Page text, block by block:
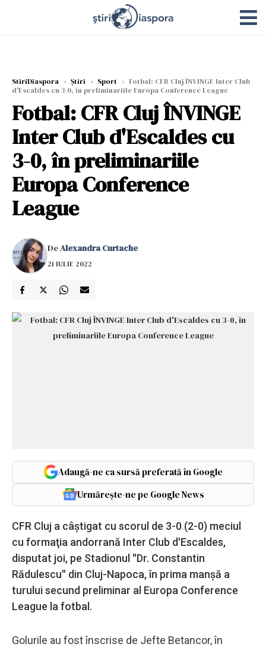
StiriDiaspora › Știri › Sport › Fotbal: CFR Cluj ÎNVINGE Inter Club
d'Escaldes cu 3-0, în preliminariile Europa Conference League
Fotbal: CFR Cluj ÎNVINGE
Inter Club d'Escaldes cu
3-0, în preliminariile
Europa Conference
League
DeAlexandra Curtache
21 IULIE 2022
Adaugă-ne ca sursă preferată în Google
Urmărește-ne pe Google News
CFR Cluj a câştigat cu scorul de 3-0 (2-0) meciul
cu formaţia andorrană Inter Club d'Escaldes,
disputat joi, pe Stadionul ''Dr. Constantin
Rădulescu'' din Cluj-Napoca, în prima manşă a
turului secund preliminar al Europa Conference
League la fotbal.
Golurile au fost înscrise de Jefte Betancor, în